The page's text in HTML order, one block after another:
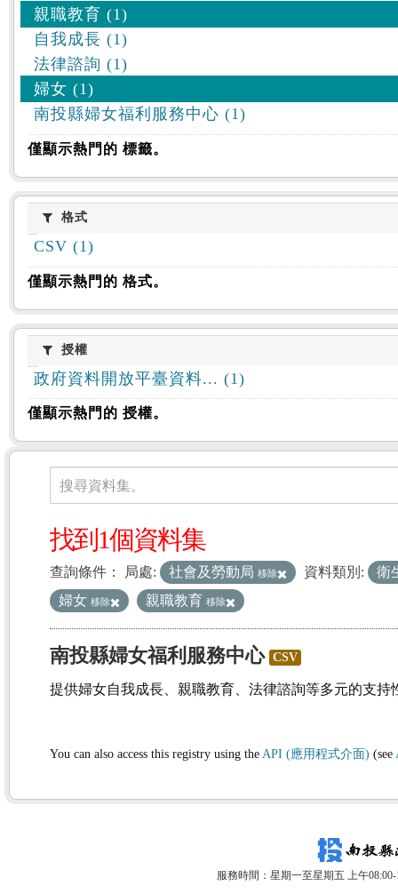
親職教育 (1)
自我成長 (1)
法律諮詢 (1)
婦女 (1)
南投縣婦女福利服務中心 (1)
僅顯示熱門的 標籤。
格式格式
CSV (1)
僅顯示熱門的 格式。
授權授權
政府資料開放平臺資料... (1)
僅顯示熱門的 授權。
資料集
搜尋資料集。
找到1個資料集
查詢條件： 局處: 社會及勞動局 移除 資料類別:
衛
婦女 移除 親職教育 移除
南投縣婦女福利服務中心 CSV
提供婦女自我成長、親職教育、法律諮詢等多元的支持
You can also access this registry using the API (應用程式介面) (see
服務時間：星期一至星期五 上午